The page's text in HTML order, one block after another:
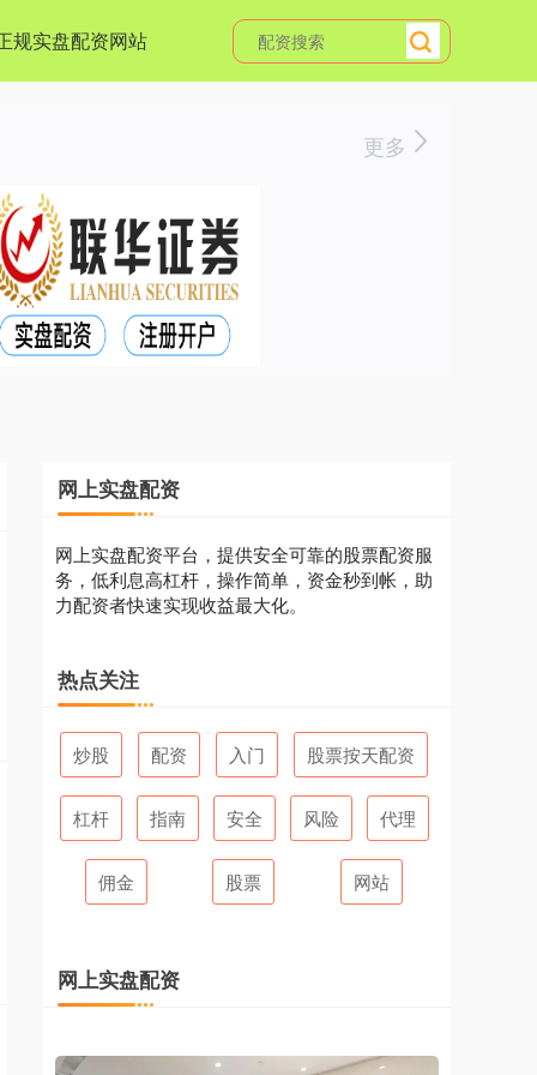
规实盘配资网站
更多
网上实盘配资
网上实盘配资平台，提供安全可靠的股票配资服
务，低利息高杠杆，操作简单，资金秒到帐，助
力配资者快速实现收益最大化。
热点关注
炒股 配资 入门 股票按天配资
杠杆 指南 安全 风险 代理
佣金 股票 网站
网上实盘配资